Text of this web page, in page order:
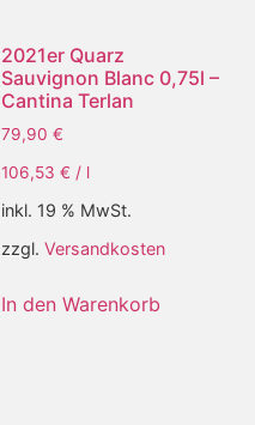
2021er Quarz
Sauvignon Blanc 0,75l –
Cantina Terlan
79,90€
106,53€ / l
inkl. 19 % MwSt.
zzgl.Versandkosten
In den Warenkorb